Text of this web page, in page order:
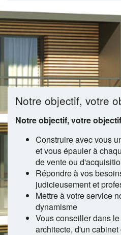
Notre objectif, votre
Notre objectif, votre objectif
Construire avec vous
et vous épauler à
de vente ou
Répondre à vos
judicieusement et
Mettre à votre service
dynamisme
Vous conseiller dans
architecte, d'un